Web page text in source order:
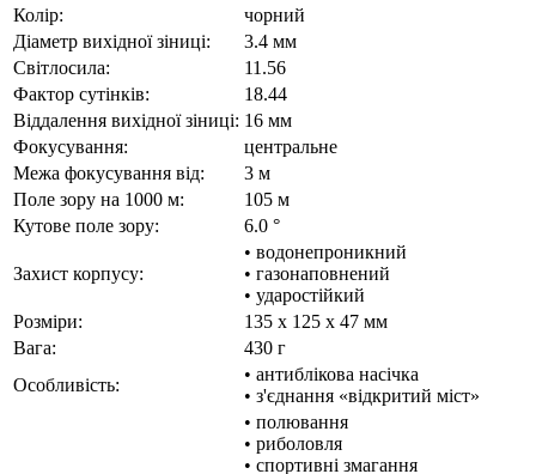
Колір:
чорний
Діаметр вихідної зіниці:
3.4 мм
Світлосила:
11.56
Фактор сутінків:
18.44
Віддалення вихідної зіниці: 16 мм
Фокусування:
центральне
Межа фокусування від:
3 м
Поле зору на 1000 м:
105 м
Кутове поле зору:
6.0 °
Захист корпусу:
• водонепроникний
• газонаповнений
• ударостійкий
Розміри:
135 x 125 x 47 мм
Вага:
430 г
Особливість:
• антиблікова насічка
• з'єднання «відкритий міст»
• полювання
• риболовля
• спортивні змагання